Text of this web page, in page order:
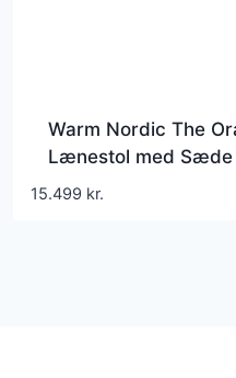
Warm Nordic The
Lænestol med Sæde
Rygpolstring Vidar
15.499 kr.